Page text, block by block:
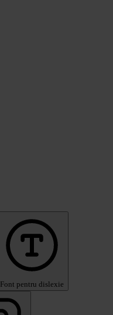
Font pentru dislexie